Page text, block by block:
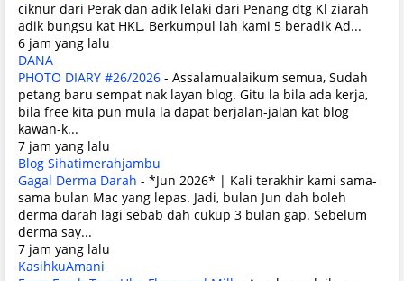
ciknur dari Perak dan adik lelaki dari Penang dtg Kl ziarah
adik bungsu kat HKL. Berkumpul lah kami 5 beradik Ad...
6 jam yang lalu
DANA
PHOTO DIARY #26/2026 - Assalamualaikum semua, Sudah
petang baru sempat nak layan blog. Gitu la bila ada kerja,
bila free kita pun mula la dapat berjalan-jalan kat blog
kawan-k...
7 jam yang lalu
Blog Sihatimerahjambu
Gagal Derma Darah - *Jun 2026* | Kali terakhir kami sama-
sama bulan Mac yang lepas. Jadi, bulan Jun dah boleh
derma darah lagi sebab dah cukup 3 bulan gap. Sebelum
derma say...
7 jam yang lalu
KasihkuAmani